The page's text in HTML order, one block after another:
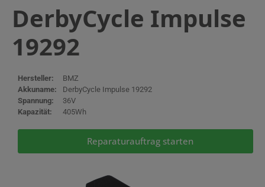
DerbyCycle Impulse
19292
Hersteller:
BMZ
Akkuname:
DerbyCycle Impulse 19292
Spannung:
36V
Kapazität:
405Wh
Reparaturauftrag starten